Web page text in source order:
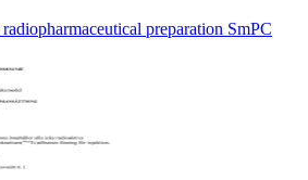
preparation SmPC